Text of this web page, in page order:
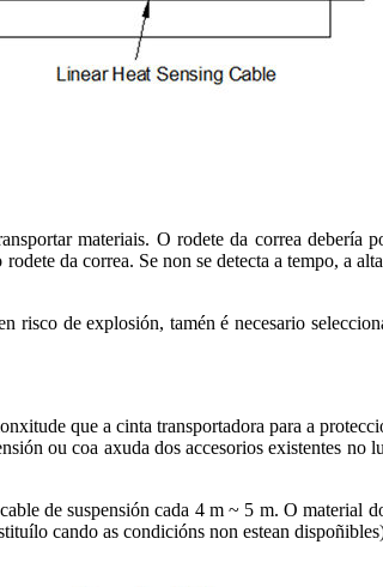
materiais. O rodete da correa
da correa. Se non se detecta a tempo, a
de explosión, tamén é necesario
que a cinta transportadora para a
ou coa axuda dos accesorios existentes
de suspensión cada 4 m ~ 5 m. O material
cando as condicións non estean